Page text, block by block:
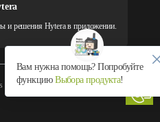
и решения Hytera в приложении.
Limited All Rights Reserved
Вам нужна помощь? Попробуйте
функциюВыбора продукта!